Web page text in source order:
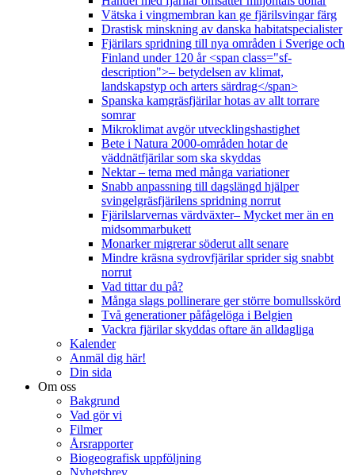
Vätska i vingmembran kan ge fjärilsvingar färg
Drastisk minskning av danska habitatspecialister
Fjärilars spridning till nya områden i Sverige och
Finland under 120 år <span class="sf-
description">– betydelsen av klimat,
landskapstyp och arters särdrag</span>
Spanska kamgräsfjärilar hotas av allt torrare
somrar
Mikroklimat avgör utvecklingshastighet
Bete i Natura 2000-områden hotar de
väddnätfjärilar som ska skyddas
Nektar – tema med många variationer
Snabb anpassning till dagslängd hjälper
svingelgräsfjärilens spridning norrut
Fjärilslarvernas värdväxter– Mycket mer än en
midsommarbukett
Monarker migrerar söderut allt senare
Mindre kräsna sydrovfjärilar sprider sig snabbt
norrut
Vad tittar du på?
Många slags pollinerare ger större bomullsskörd
Två generationer påfågelöga i Belgien
Vackra fjärilar skyddas oftare än alldagliga
Kalender
Anmäl dig här!
Din sida
Om oss
Bakgrund
Vad gör vi
Filmer
Årsrapporter
Biogeografisk uppföljning
Nyhetsbrev